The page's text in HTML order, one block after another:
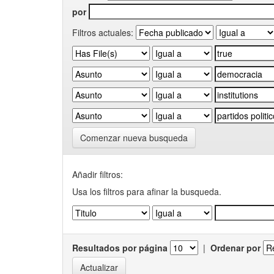
por
Filtros actuales:
Comenzar nueva busqueda
Añadir filtros:
Usa los filtros para afinar la busqueda.
Resultados por página | Ordenar por